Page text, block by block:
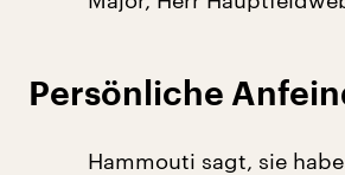
Persönliche
Hammouti sagt, sie